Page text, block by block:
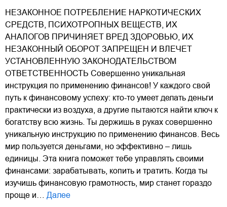
НЕЗАКОННОЕ ПОТРЕБЛЕНИЕ НАРКОТИЧЕСКИХ
СРЕДСТВ, ПСИХОТРОПНЫХ ВЕЩЕСТВ, ИХ
АНАЛОГОВ ПРИЧИНЯЕТ ВРЕД ЗДОРОВЬЮ, ИХ
НЕЗАКОННЫЙ ОБОРОТ ЗАПРЕЩЕН И ВЛЕЧЕТ
УСТАНОВЛЕННУЮ ЗАКОНОДАТЕЛЬСТВОМ
ОТВЕТСТВЕННОСТЬ Совершенно уникальная
инструкция по применению финансов! У каждого свой
путь к финансовому успеху: кто-то умеет делать деньги
практически из воздуха, а другие пытаются найти ключ к
богатству всю жизнь. Ты держишь в руках совершенно
уникальную инструкцию по применению финансов. Весь
мир пользуется деньгами, но эффективно – лишь
единицы. Эта книга поможет тебе управлять своими
финансами: зарабатывать, копить и тратить. Когда ты
изучишь финансовую грамотность, мир станет гораздо
проще и…
Далее